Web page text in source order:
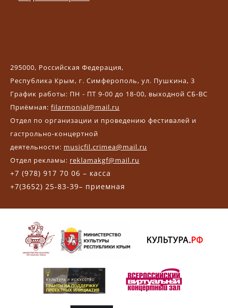
295000, Российская Федерация,
Республика Крым, г. Симферополь, ул. Пушкина, 3
График работы: ПН - ПТ 9-00 до 18-00, выходной СБ-ВС
Приёмная: filarmonial@mail.ru
Отдел по организации и проведению фестивалей и
гастрольно-концертной
деятельности: musicfil.crimea@mail.ru
Отдел рекламы: reklamakgf@mail.ru
+7 (978) 917 70 06 – касса
+7(3652) 25-83-39– приемная